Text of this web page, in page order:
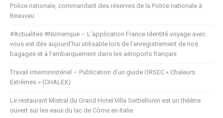
Police nationale, commandant des réserves de la Police nationale à
Beauvau
#Actualités #Numerique – L’application France Identité voyage avec
vous est dès aujourd’hui utilisable lors de l’enregistrement de nos
bagages et à l’embarquement dans les aéroports français
Travail interministériel – Publication d’un guide ORSEC « Chaleurs
Extrêmes » (CHALEX)
Le restaurant Mistral du Grand Hotel Villa Serbellonin est un théâtre
ouvert sur les eaux du lac de Côme en Italie